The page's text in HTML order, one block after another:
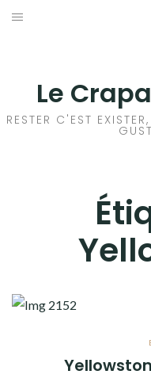
Aller
Le
RESTER C'EST
EUROPE
AMÉRIQUE DU SUD